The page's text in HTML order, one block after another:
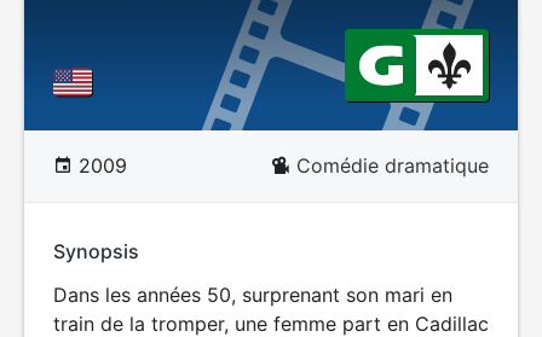
2009 Comédie dramatique
Synopsis
Dans les années 50, surprenant son mari en
train de la tromper, une femme part en Cadillac